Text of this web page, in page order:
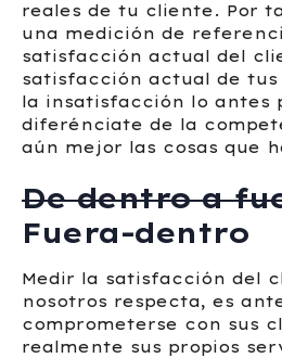
reales de tu cliente. Por
una medición de
satisfacción actual del
satisfacción actual de
la insatisfacción lo antes
diferénciate de la
aún mejor las cosas que
De dentro a
Fuera-dentro
Medir la satisfacción del
nosotros respecta, es
comprometerse con sus
realmente sus propios